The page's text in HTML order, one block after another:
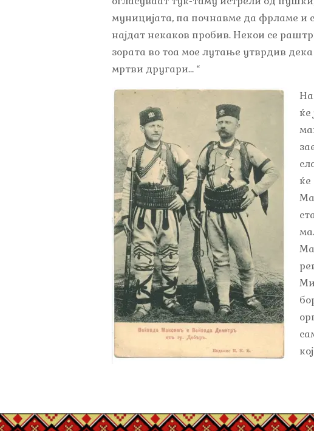
муницијата, па почнавме да фрламе и
најдат некаков пробив. Некои се
зората во тоа мое лутање утврдив
мртви другари… “
На
ќе
ќе